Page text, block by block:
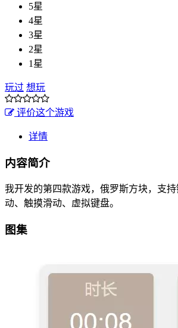
5星
4星
3星
2星
1星
玩过 想玩
评价这个游戏
详情
内容简介
我开发的第四款游戏，俄罗斯方块，支
动、触摸滑动、虚拟键盘。
图集